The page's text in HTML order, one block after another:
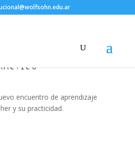
encuentro de aprendizaje
y su practicidad.